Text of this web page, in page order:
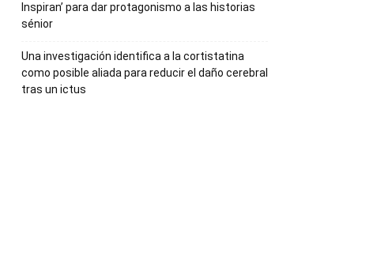
Inspiran’ para dar protagonismo a las historias
sénior
Una investigación identifica a la cortistatina
como posible aliada para reducir el daño cerebral
tras un ictus